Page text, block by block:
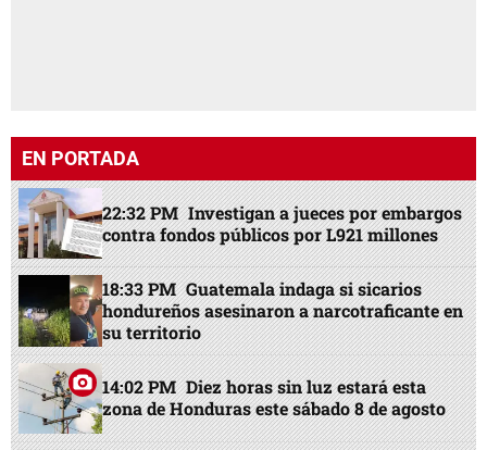
EN PORTADA
22:32 PM Investigan a jueces por embargos
contra fondos públicos por L921 millones
18:33 PM Guatemala indaga si sicarios
hondureños asesinaron a narcotraficante en
su territorio
14:02 PM Diez horas sin luz estará esta
zona de Honduras este sábado 8 de agosto